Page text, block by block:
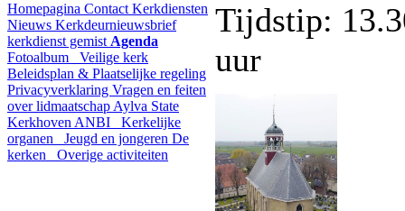
Homepagina Contact Kerkdiensten
Nieuws Kerkdeurnieuwsbrief
kerkdienst gemist Agenda
Fotoalbum
Veilige kerk
Beleidsplan & Plaatselijke regeling
Privacyverklaring Vragen en feiten
over lidmaatschap Aylva State
Kerkhoven ANBI
Kerkelijke
organen
Jeugd en jongeren De
kerken
Overige activiteiten
Tijdstip:
uur